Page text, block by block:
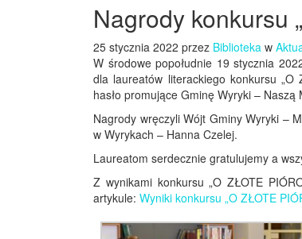
Nagrody konkursu
25 stycznia 2022 przez Biblioteka w
W środowe popołudnie 19 stycznia
dla laureatów literackiego konkursu „O
hasło promujące Gminę Wyryki – Naszą
Nagrody wręczyli Wójt Gminy Wyryki –
w Wyrykach – Hanna Czelej.
Laureatom serdecznie gratulujemy a
Z wynikami konkursu „O ZŁOTE
artykule: Wyniki konkursu „O ZŁOTE